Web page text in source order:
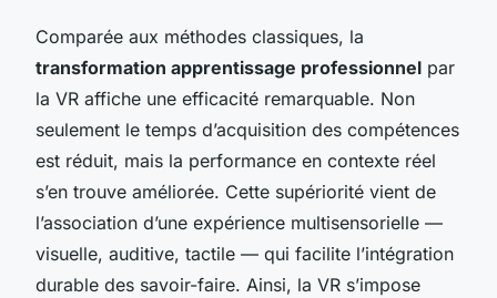
Comparée aux méthodes classiques, la
transformation apprentissage professionnel par
la VR affiche une efficacité remarquable. Non
seulement le temps d’acquisition des compétences
est réduit, mais la performance en contexte réel
s’en trouve améliorée. Cette supériorité vient de
l’association d’une expérience multisensorielle —
visuelle, auditive, tactile — qui facilite l’intégration
durable des savoir-faire. Ainsi, la VR s’impose